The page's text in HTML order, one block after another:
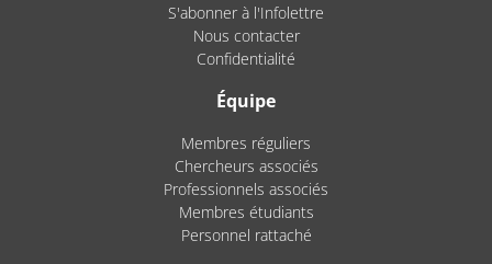
S'abonner à l'Infolettre
Nous contacter
Confidentialité
Équipe
Membres réguliers
Chercheurs associés
Professionnels associés
Membres étudiants
Personnel rattaché